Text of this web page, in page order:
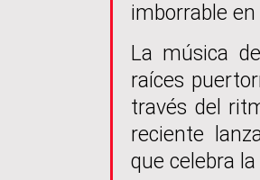
imborrable
La música
raíces
través del
reciente
que celebra